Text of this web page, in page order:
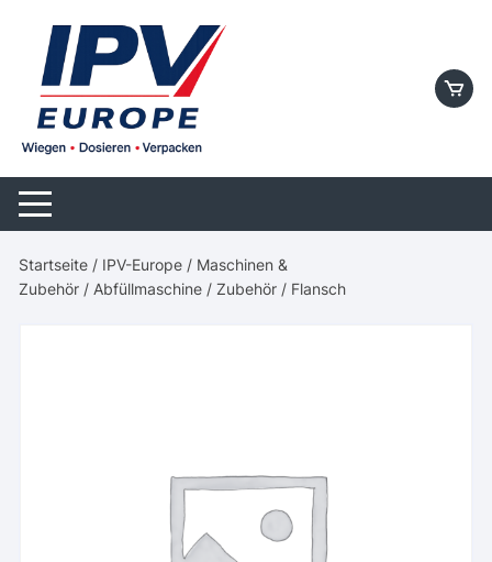
content
Startseite / IPV-Europe / Maschinen &
Zubehör / Abfüllmaschine /Zubehör / Flansch